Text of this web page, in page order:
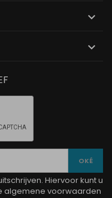


Hiervoor kunt u
algemene voorwaarden